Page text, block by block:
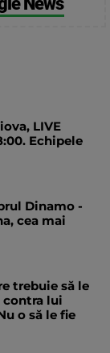
LIVE
Echipele
Dinamo -
cea mai
trebuie să le
contra lui
o să le fie